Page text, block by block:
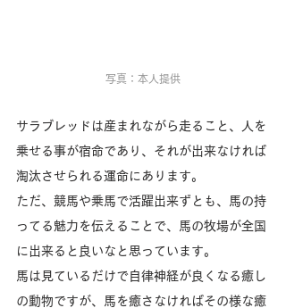
写真：本人提供
サラブレッドは産まれながら走ること、人を
乗せる事が宿命であり、それが出来なければ
淘汰させられる運命にあります。
ただ、競馬や乗馬で活躍出来ずとも、馬の持
ってる魅力を伝えることで、馬の牧場が全国
に出来ると良いなと思っています。
馬は見ているだけで自律神経が良くなる癒し
の動物ですが、馬を癒さなければその様な癒